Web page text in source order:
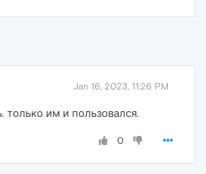
Jan 16, 2023, 11:26 PM
только им и пользовался.
0